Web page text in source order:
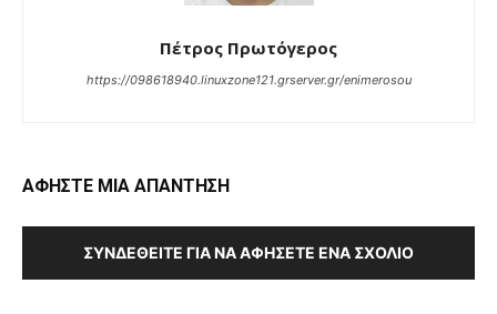
Πέτρος Πρωτόγερος
https://098618940.linuxzone121.grserver.gr/enimerosou
ΑΦΗΣΤΕ ΜΙΑ ΑΠΑΝΤΗΣΗ
ΣΥΝΔΕΘΕΊΤΕ ΓΙΑ ΝΑ ΑΦΉΣΕΤΕ ΈΝΑ ΣΧΌΛΙΟ